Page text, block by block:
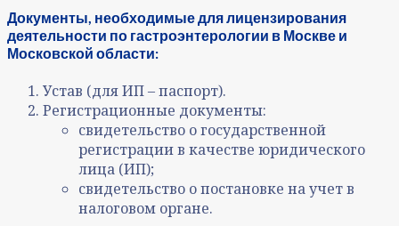
Документы, необходимые для лицензирования
деятельности по гастроэнтерологии в Москве и
Московской области:
Устав (для ИП – паспорт).
Регистрационные документы:
свидетельство о государственной
регистрации в качестве юридического
лица (ИП);
свидетельство о постановке на учет в
налоговом органе.